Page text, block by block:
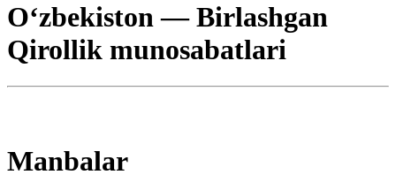
Oʻzbekiston — Birlashgan
Qirollik munosabatlari
Manbalar